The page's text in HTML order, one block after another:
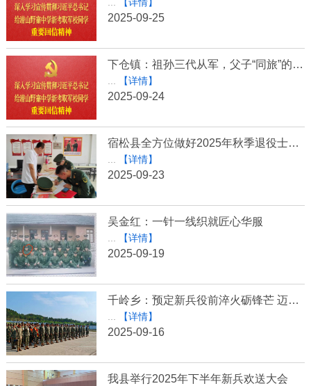
2025-09-25
下仓镇：祖孙三代从军，父子“同旅”的感人佳话
【详情】
2025-09-24
宿松县全方位做好2025年秋季退役士兵返乡报到工作
【详情】
2025-09-23
吴金红：一针一线织就匠心华服
【详情】
2025-09-19
千岭乡：预定新兵役前淬火砺锋芒 迈好军旅生涯第一步
【详情】
2025-09-16
我县举行2025年下半年新兵欢送大会